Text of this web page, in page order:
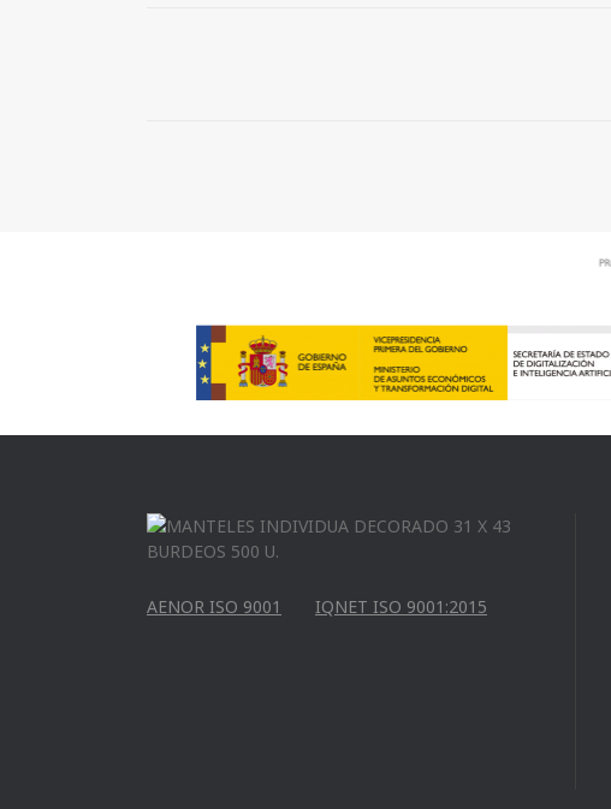
AENOR ISO 9001 IQNET ISO 9001:2015